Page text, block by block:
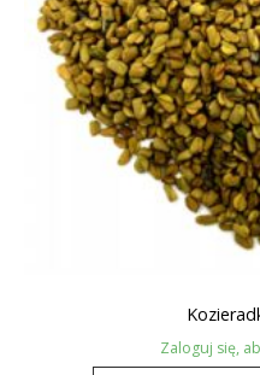
Zaloguj się,